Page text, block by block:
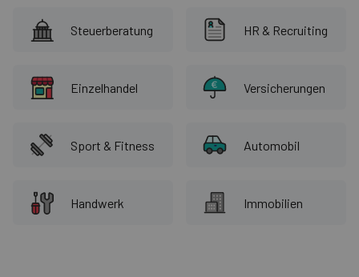
Steuerberatung HR & Recruiting
Einzelhandel Versicherungen
Sport & Fitness Automobil
Handwerk Immobilien